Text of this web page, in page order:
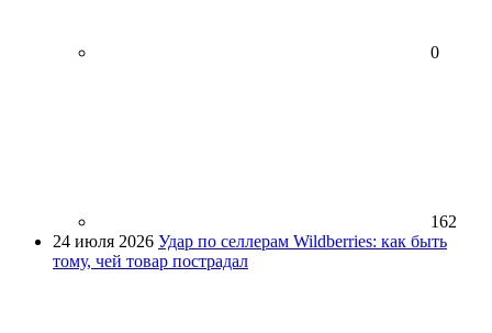
0
162
24 июля 2026 Удар по селлерам Wildberries: как быть
тому, чей товар пострадал